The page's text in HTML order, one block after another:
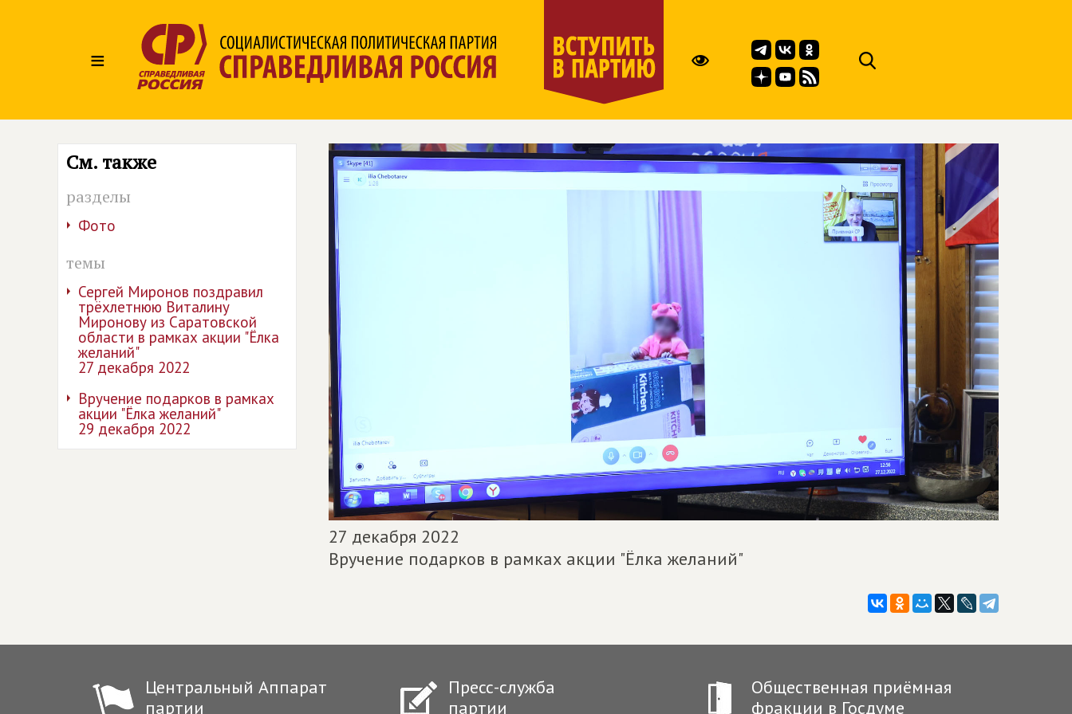
≡
См. также
разделы
Фото
темы
Сергей Миронов поздравил
трёхлетнюю Виталину
Миронову из Саратовской
области в рамках акции "Ёлка
желаний"
27 декабря 2022
Вручение подарков в рамках
акции "Ёлка желаний"
29 декабря 2022
27 декабря 2022
Вручение подарков в рамках акции "Ёлка желаний"
Центральный Аппарат
партии
Пресс-служба
партии
Общественная приёмная
фракции в Госдуме